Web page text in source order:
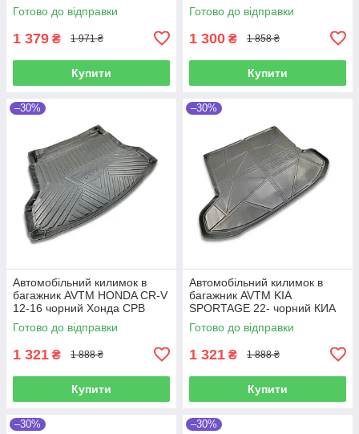
чорний Шкода Карок
Готово до відправки
1 379 ₴ 1 971 ₴
Купити
Готово до відправки
1 300 ₴ 1 858 ₴
Купити
–30%
Автомобільний килимок в
багажник AVTM HONDA CR-V
12-16 чорний Хонда СРВ
Готово до відправки
1 321 ₴ 1 888 ₴
Купити
–30%
Автомобільний килимок в
багажник AVTM KIA
SPORTAGE 22- чорний КИА
Спортейдж
Готово до відправки
1 321 ₴ 1 888 ₴
Купити
–30% –30%